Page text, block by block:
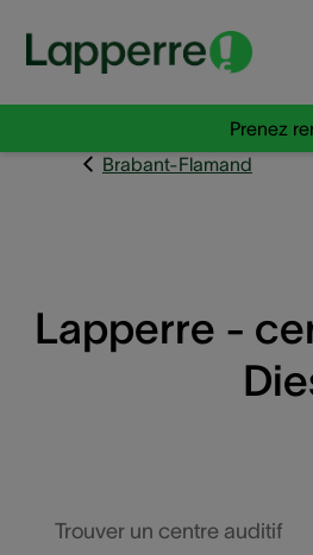
Prenez
Brabant-Flamand
Lapperre -
Trouver un centre auditif